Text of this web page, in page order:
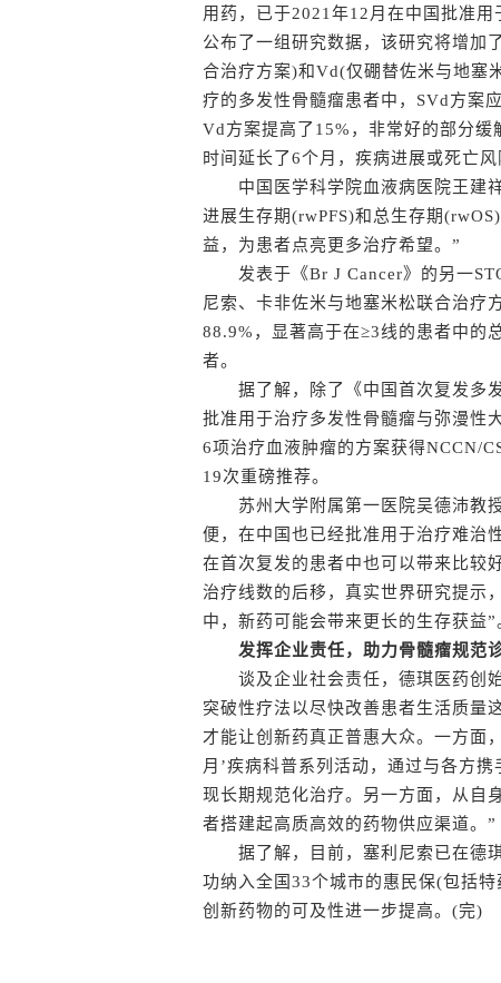
用药，已于2021年12月在中国批准
公布了一组研究数据，该研究将增加
合治疗方案)和Vd(仅硼替佐米与地塞
疗的多发性骨髓瘤患者中，SVd方案
Vd方案提高了15%，非常好的部分缓
时间延长了6个月，疾病进展或死亡风
中国医学科学院血液病医院王建祥
进展生存期(rwPFS)和总生存期
益，为患者点亮更多治疗希望。”
发表于《Br J Cancer》的另一
尼索、卡非佐米与地塞米松联合治疗
88.9%，显著高于在≥3线的患者中的
者。
据了解，除了《中国首次复发多发
批准用于治疗多发性骨髓瘤与弥漫性
6项治疗血液肿瘤的方案获得NCCN/
19次重磅推荐。
苏州大学附属第一医院吴德沛教授
便，在中国也已经批准用于治疗难治
在首次复发的患者中也可以带来比较
治疗线数的后移，真实世界研究提示
中，新药可能会带来更长的生存获益”
发挥企业责任，助力骨髓瘤规范
谈及企业社会责任，德琪医药创始
突破性疗法以尽快改善患者生活质量
才能让创新药真正普惠大众。一方面
月’疾病科普系列活动，通过与各方
现长期规范化治疗。另一方面，从自
者搭建起高质高效的药物供应渠道。”
据了解，目前，塞利尼索已在德琪
功纳入全国33个城市的惠民保(包括
创新药物的可及性进一步提高。(完)